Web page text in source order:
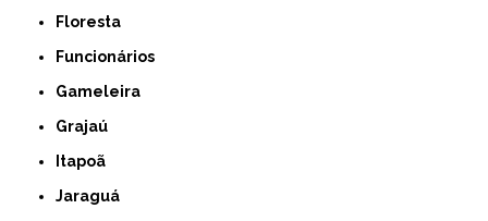
Floresta
Funcionários
Gameleira
Grajaú
Itapoã
Jaraguá